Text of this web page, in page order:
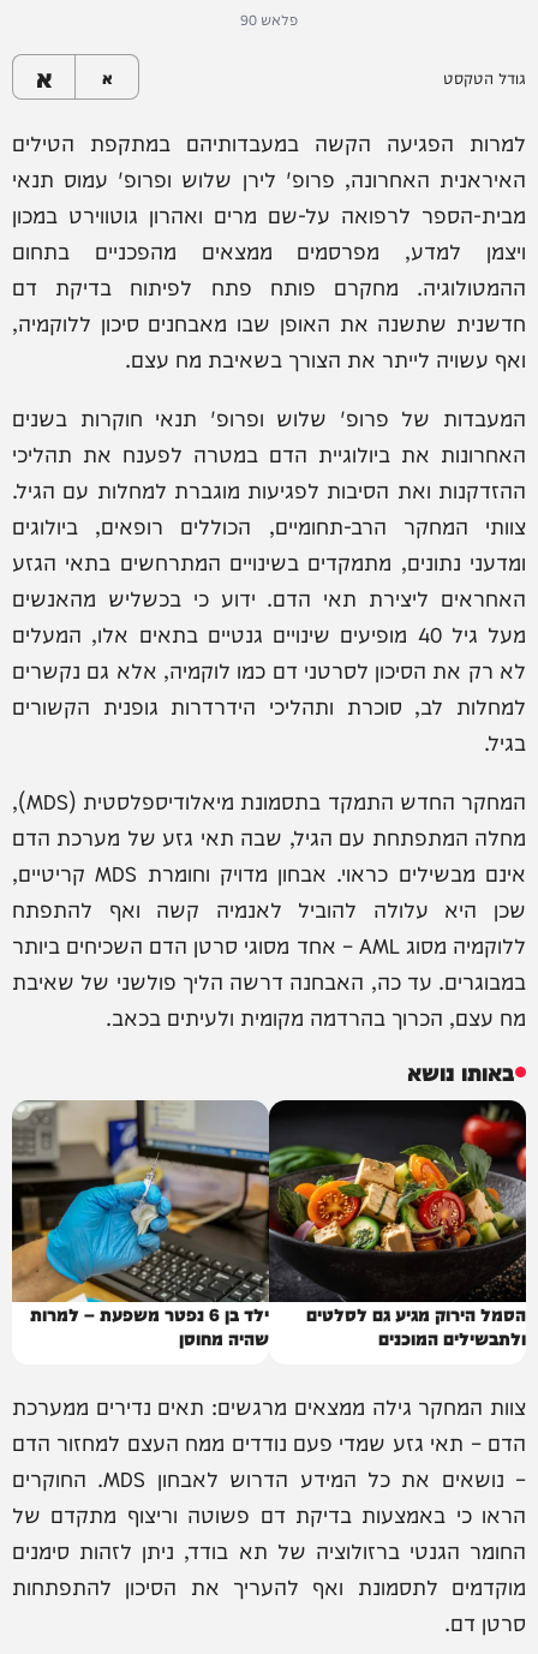
פלאש 90
גודל הטקסט א א
למרות הפגיעה הקשה במעבדותיהם במתקפת הטילים
האיראנית האחרונה, פרופ' לירן שלוש ופרופ' עמוס תנאי
מבית-הספר לרפואה על-שם מרים ואהרון גוטווירט במכון
ויצמן למדע, מפרסמים ממצאים מהפכניים בתחום
ההמטולוגיה. מחקרם פותח פתח לפיתוח בדיקת דם
חדשנית שתשנה את האופן שבו מאבחנים סיכון ללוקמיה,
ואף עשויה לייתר את הצורך בשאיבת מח עצם.
המעבדות של פרופ' שלוש ופרופ' תנאי חוקרות בשנים
האחרונות את ביולוגיית הדם במטרה לפענח את תהליכי
ההזדקנות ואת הסיבות לפגיעות מוגברת למחלות עם הגיל.
צוותי המחקר הרב-תחומיים, הכוללים רופאים, ביולוגים
ומדעני נתונים, מתמקדים בשינויים המתרחשים בתאי הגזע
האחראים ליצירת תאי הדם. ידוע כי בכשליש מהאנשים
מעל גיל 40 מופיעים שינויים גנטיים בתאים אלו, המעלים
לא רק את הסיכון לסרטני דם כמו לוקמיה, אלא גם נקשרים
למחלות לב, סוכרת ותהליכי הידרדרות גופנית הקשורים
בגיל.
המחקר החדש התמקד בתסמונת מיאלודיספלסטית (MDS),
מחלה המתפתחת עם הגיל, שבה תאי גזע של מערכת הדם
אינם מבשילים כראוי. אבחון מדויק וחומרת MDS קריטיים,
שכן היא עלולה להוביל לאנמיה קשה ואף להתפתח
ללוקמיה מסוג AML – אחד מסוגי סרטן הדם השכיחים ביותר
במבוגרים. עד כה, האבחנה דרשה הליך פולשני של שאיבת
מח עצם, הכרוך בהרדמה מקומית ולעיתים בכאב.
באותו נושא
הסמל הירוק מגיע גם לסלטים
ולתבשילים המוכנים
ילד בן 6 נפטר משפעת – למרות
שהיה מחוסן
צוות המחקר גילה ממצאים מרגשים: תאים נדירים ממערכת
הדם – תאי גזע שמדי פעם נודדים ממח העצם למחזור הדם
– נושאים את כל המידע הדרוש לאבחון MDS. החוקרים
הראו כי באמצעות בדיקת דם פשוטה וריצוף מתקדם של
החומר הגנטי ברזולוציה של תא בודד, ניתן לזהות סימנים
מוקדמים לתסמונת ואף להעריך את הסיכון להתפתחות
סרטן דם.